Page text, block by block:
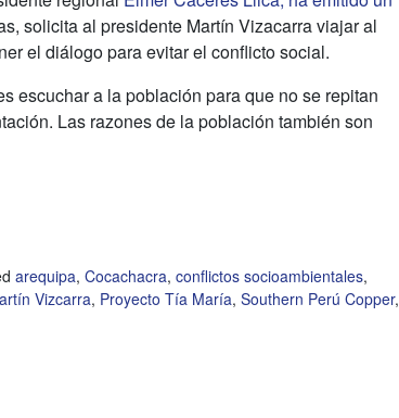
solicita al presidente Martín Vizacarra viajar al
el diálogo para evitar el conflicto social.
escuchar a la población para que no se repitan
Las razones de la población también son
arequipa, Cocachacra, conflictos socioambientales,
Vizcarra, Proyecto Tía María, Southern Perú Copper,